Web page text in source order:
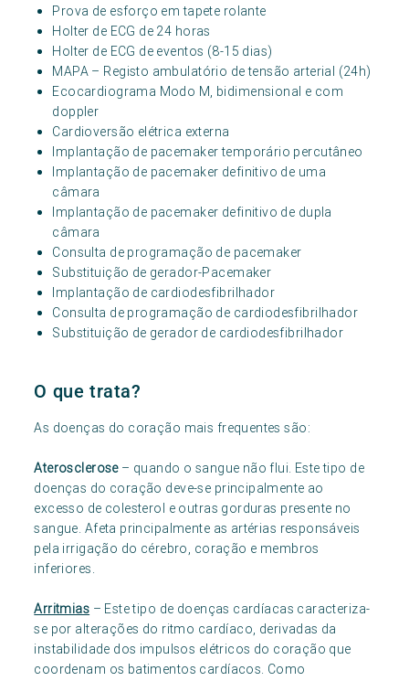
Prova de esforço em tapete rolante
Holter de ECG de 24 horas
Holter de ECG de eventos (8-15 dias)
MAPA – Registo ambulatório de tensão arterial (24h)
Ecocardiograma Modo M, bidimensional e com
doppler
Cardioversão elétrica externa
Implantação de pacemaker temporário percutâneo
Implantação de pacemaker definitivo de uma
câmara
Implantação de pacemaker definitivo de dupla
câmara
Consulta de programação de pacemaker
Substituição de gerador-Pacemaker
Implantação de cardiodesfibrilhador
Consulta de programação de cardiodesfibrilhador
Substituição de gerador de cardiodesfibrilhador
O que trata?
As doenças do coração mais frequentes são:
Aterosclerose– quando o sangue não flui. Este tipo de
doenças do coração deve-se principalmente ao
excesso de colesterol e outras gorduras presente no
sangue. Afeta principalmente as artérias responsáveis
pela irrigação do cérebro, coração e membros
inferiores.
Arritmias – Este tipo de doenças cardíacas caracteriza-
se por alterações do ritmo cardíaco, derivadas da
instabilidade dos impulsos elétricos do coração que
coordenam os batimentos cardíacos. Como